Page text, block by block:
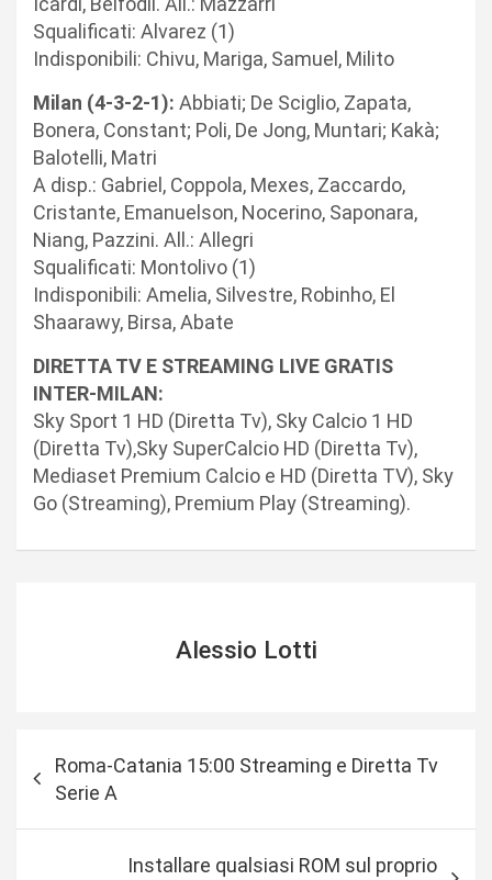
Squalificati: Alvarez (1)
Indisponibili: Chivu, Mariga, Samuel, Milito
Milan (4-3-2-1): Abbiati; De Sciglio, Zapata,
Bonera, Constant; Poli, De Jong, Muntari; Kakà;
Balotelli, Matri
A disp.: Gabriel, Coppola, Mexes, Zaccardo,
Cristante, Emanuelson, Nocerino, Saponara,
Niang, Pazzini. All.: Allegri
Squalificati: Montolivo (1)
Indisponibili: Amelia, Silvestre, Robinho, El
Shaarawy, Birsa, Abate
DIRETTA TV E STREAMING LIVE GRATIS
INTER-MILAN:
Sky Sport 1 HD (Diretta Tv), Sky Calcio 1 HD
(Diretta Tv),Sky SuperCalcio HD (Diretta Tv),
Mediaset Premium Calcio e HD (Diretta TV), Sky
Go (Streaming), Premium Play (Streaming).
Alessio Lotti
Roma-Catania 15:00 Streaming e Diretta Tv
Serie A
Installare qualsiasi ROM sul proprio